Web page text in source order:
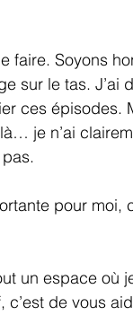
faire. Soyons
sur le tas.
ces épisodes.
je n’ai
pour moi,
un espace où
c’est de vous